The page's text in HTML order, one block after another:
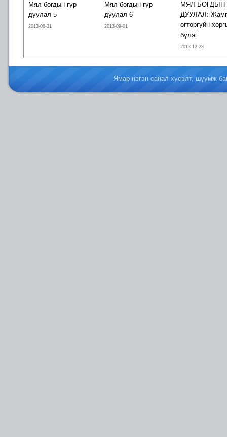
Мял богдын гүр
дуулал 5
2013-08-31
Мял богдын гүр
дуулал 6
2013-09-01
МЯЛ БОГДЫН
ДУУЛАЛ:
огторгуйн
бүлэг
2013-12-28
Ямар нэгэн санал хүсэлт, шүүмж